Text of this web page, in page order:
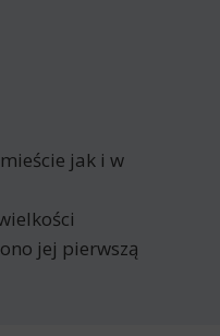
jak i w
jej pierwszą